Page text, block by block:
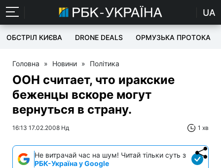
UA
ОБСТРІЛ КИЄВА DRONE DEALS ОРМУЗЬКА ПРОТОКА
Головна » Новини » Політика
ООН считает, что иракские
беженцы вскоре могут
вернуться в страну.
16:13 17.02.2008 Нд 1 хв
Не витрачай час на шум! Читай тільки суть з
РБК-Україна у Google